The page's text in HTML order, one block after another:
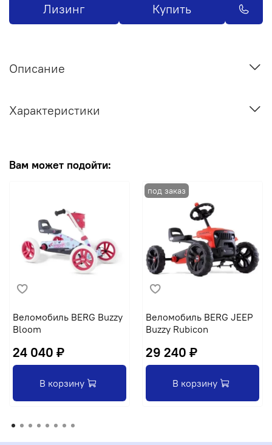
Лизинг Купить
Описание
Характеристики
Вам может подойти:
Веломобиль BERG Buzzy
Bloom
24 040 ₽
В корзину
Веломобиль BERG JEEP
Buzzy Rubicon
29 240 ₽
В корзину